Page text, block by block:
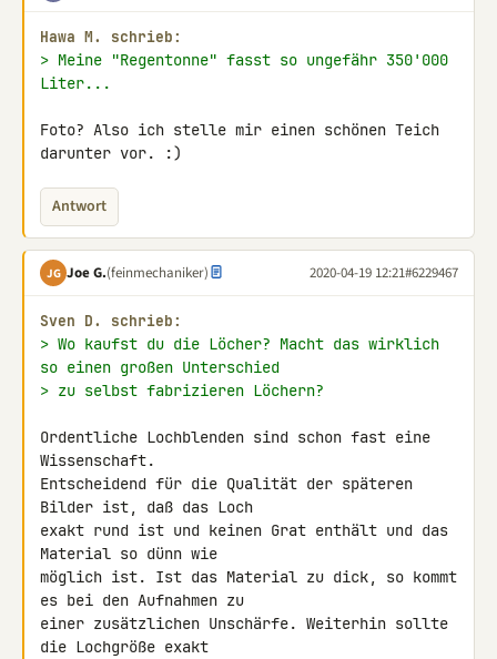
Hawa M. schrieb:
> Meine "Regentonne" fasst so ungefähr 350'000
Liter...
Foto? Also ich stelle mir einen schönen Teich
darunter vor. :)
Antwort
JG Joe G.(feinmechaniker) 2020-04-19 12:21#6229467
Sven D. schrieb:
> Wo kaufst du die Löcher? Macht das wirklich
so einen großen Unterschied
> zu selbst fabrizieren Löchern?
Ordentliche Lochblenden sind schon fast eine
Wissenschaft.
Entscheidend für die Qualität der späteren
Bilder ist, daß das Loch
exakt rund ist und keinen Grat enthält und das
Material so dünn wie
möglich ist. Ist das Material zu dick, so kommt
es bei den Aufnahmen zu
einer zusätzlichen Unschärfe. Weiterhin sollte
die Lochgröße exakt